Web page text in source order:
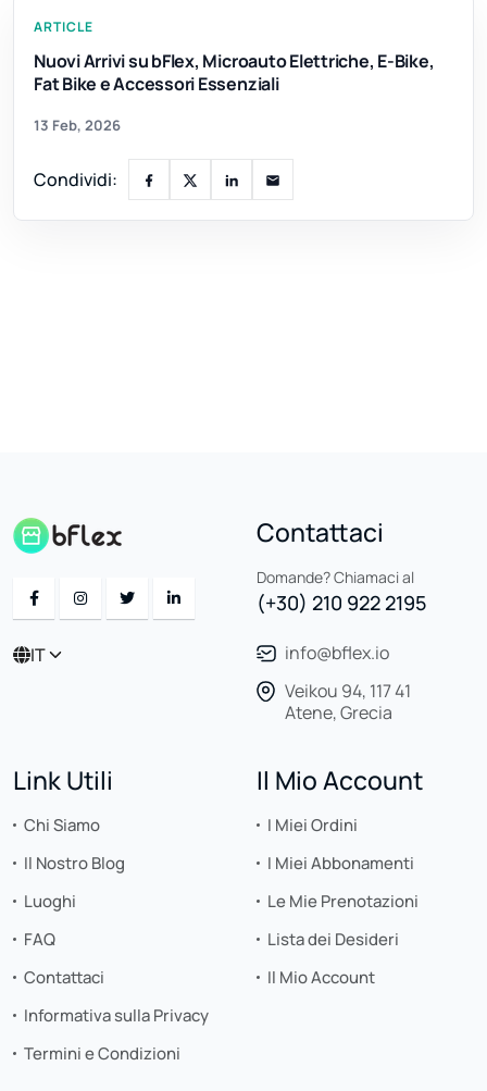
ARTICLE
Nuovi Arrivi su bFlex, Microauto Elettriche, E-Bike,
Fat Bike e Accessori Essenziali
13 Feb, 2026
Condividi:
IT
Contattaci
Domande? Chiamaci al
(+30) 210 922 2195
info@bflex.io
Veikou 94, 117 41
Atene, Grecia
Link Utili
Chi Siamo
Il Nostro Blog
Luoghi
FAQ
Contattaci
Informativa sulla Privacy
Termini e Condizioni
Il Mio Account
I Miei Ordini
I Miei Abbonamenti
Le Mie Prenotazioni
Lista dei Desideri
Il Mio Account